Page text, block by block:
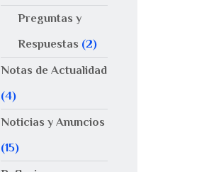
Preguntas y
Respuestas (2)
Notas de Actualidad
(4)
Noticias y Anuncios
(15)